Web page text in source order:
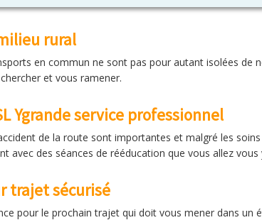
rural
en commun ne sont pas pour autant isolées de
et vous ramener.
Ygrande service professionnel
de la route sont importantes et malgré les
avec des séances de rééducation que vous allez vous
trajet sécurisé
pour le prochain trajet qui doit vous mener dans